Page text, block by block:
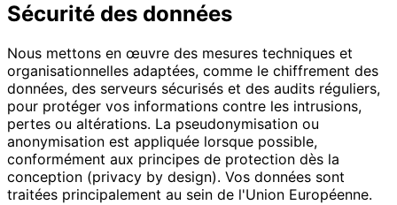
Sécurité des données
Nous mettons en œuvre des mesures techniques et
organisationnelles adaptées, comme le chiffrement des
données, des serveurs sécurisés et des audits réguliers,
pour protéger vos informations contre les intrusions,
pertes ou altérations. La pseudonymisation ou
anonymisation est appliquée lorsque possible,
conformément aux principes de protection dès la
conception (privacy by design). Vos données sont
traitées principalement au sein de l'Union Européenne.